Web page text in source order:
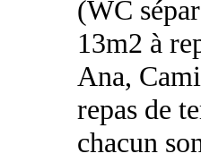
(WC
13m2 à
Ana,
repas de
chacun